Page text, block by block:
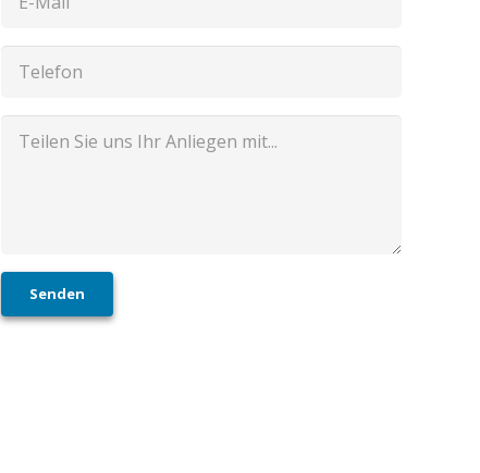
Senden